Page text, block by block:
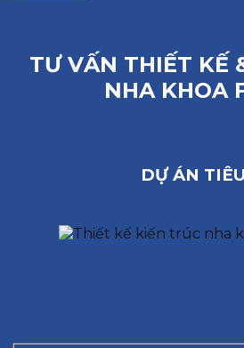
TƯ VẤN THIẾT KẾ
NHA KHOA
DỰ ÁN